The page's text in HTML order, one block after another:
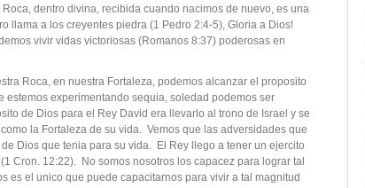
dentro divina, recibida cuando nacimos de nuevo, es una
llama a los creyentes piedra (1 Pedro 2:4-5), Gloria a Dios!
vivir vidas victoriosas (Romanos 8:37) poderosas en
Roca, en nuestra Fortaleza, podemos alcanzar el proposito
experimentando sequia, soledad podemos ser
de Dios para el Rey David era llevarlo al trono de Israel y se
la Fortaleza de su vida. Vemos que las adversidades que
Dios que tenia para su vida. El Rey llego a tener un ejercito
Cron. 12:22). No somos nosotros los capacez para lograr tal
es el unico que puede capacitarnos para vivir a tal magnitud